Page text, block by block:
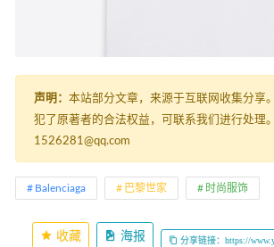
声明： 本站部分文章，来源于互联网收集分享
犯了原著者的合法权益，可联系我们进行处理。
1526281@qq.com
Balenciaga 巴黎世家 时尚服饰
收藏 海报 分享链接：https://